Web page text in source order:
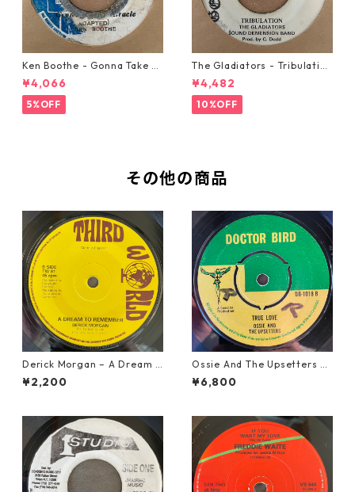
Ken Boothe - Gonna Take A
Miracle【7-21362】
¥4,066
5%OFF
The Gladiators - Tribulation
【7-21365】
¥4,482
10%OFF
その他の商品
Derick Morgan – A Dream T
o Remember【7-21824】
¥2,200
Ossie And The Upsetters -
True Love【7-22000】
¥6,800